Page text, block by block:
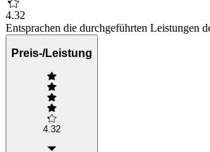
4.32
Entsprachen die durchgeführten Leistungen
Preis-/Leistung
4.32